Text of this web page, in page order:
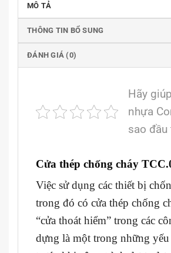
MÔ TẢ
THÔNG TIN BỔ SUNG
ĐÁNH GIÁ (0)
Hãy
nhựa
sao đầu
Cửa thép chống cháy
Việc sử dụng các thiết bị
trong đó có cửa thép chống
“cửa thoát hiểm” trong các
dựng là một trong những